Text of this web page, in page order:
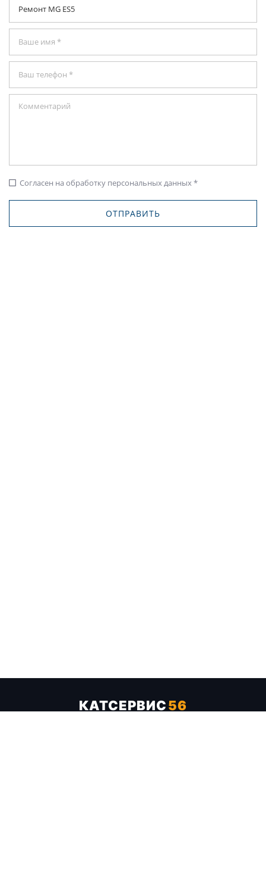
check_box_outline_blank Согласен на обработку персональных данных *
КАТСЕРВИС56